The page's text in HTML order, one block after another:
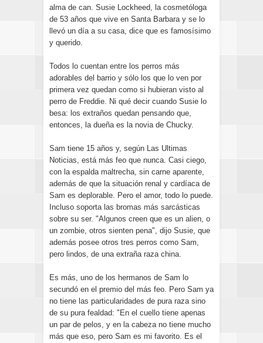
alma de can. Susie Lockheed, la cosmetóloga
de 53 años que vive en Santa Barbara y se lo
llevó un día a su casa, dice que es famosísimo
y querido.
Todos lo cuentan entre los perros más
adorables del barrio y sólo los que lo ven por
primera vez quedan como si hubieran visto al
perro de Freddie. Ni qué decir cuando Susie lo
besa: los extraños quedan pensando que,
entonces, la dueña es la novia de Chucky.
Sam tiene 15 años y, según Las Ultimas
Noticias, está más feo que nunca. Casi ciego,
con la espalda maltrecha, sin carne aparente,
además de que la situación renal y cardíaca de
Sam es deplorable. Pero el amor, todo lo puede.
Incluso soporta las bromas más sarcásticas
sobre su ser. "Algunos creen que es un alien, o
un zombie, otros sienten pena", dijo Susie, que
además posee otros tres perros como Sam,
pero lindos, de una extraña raza china.
Es más, uno de los hermanos de Sam lo
secundó en el premio del más feo. Pero Sam ya
no tiene las particularidades de pura raza sino
de su pura fealdad: "En el cuello tiene apenas
un par de pelos, y en la cabeza no tiene mucho
más que eso, pero Sam es mi favorito. Es el